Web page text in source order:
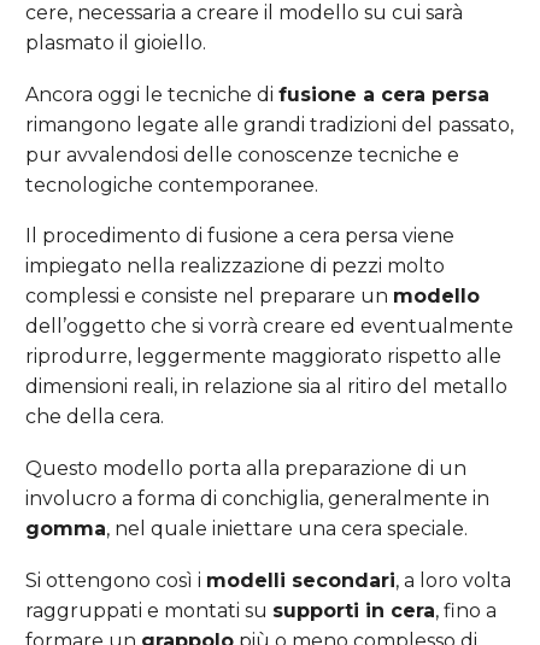
cere, necessaria a creare il modello su cui sarà
plasmato il gioiello.
Ancora oggi le tecniche di fusione a cera persa
rimangono legate alle grandi tradizioni del passato,
pur avvalendosi delle conoscenze tecniche e
tecnologiche contemporanee.
Il procedimento di fusione a cera persa viene
impiegato nella realizzazione di pezzi molto
complessi e consiste nel preparare un modello
dell’oggetto che si vorrà creare ed eventualmente
riprodurre, leggermente maggiorato rispetto alle
dimensioni reali, in relazione sia al ritiro del metallo
che della cera.
Questo modello porta alla preparazione di un
involucro a forma di conchiglia, generalmente in
gomma, nel quale iniettare una cera speciale.
Si ottengono così i modelli secondari, a loro volta
raggruppati e montati su supporti in cera, fino a
formare un grappolo più o meno complesso di